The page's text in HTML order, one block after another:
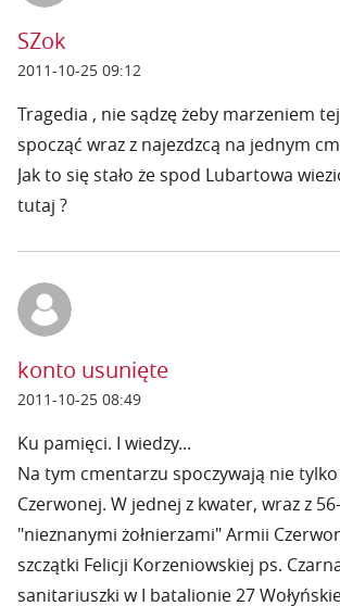
SZok
2011-10-25 09:12
Tragedia , nie sądzę żeby marzeniem
spocząć wraz z najezdzcą na jednym
Jak to się stało że spod Lubartowa
tutaj ?
konto usunięte
2011-10-25 08:49
Ku pamięci. I wiedzy...
Na tym cmentarzu spoczywają nie tylko
Czerwonej. W jednej z kwater, wraz z
"nieznanymi żołnierzami" Armii
szczątki Felicji Korzeniowskiej ps.
sanitariuszki w I batalionie 27